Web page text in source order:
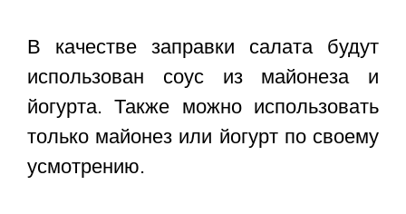
В качестве заправки салата будут
использован соус из майонеза и
йогурта. Также можно использовать
только майонез или йогурт по своему
усмотрению.